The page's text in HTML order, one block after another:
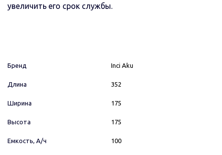
увеличить его срок службы.
Бренд Inci Aku
Длина 352
Ширина 175
Высота 175
Емкость, А/ч 100